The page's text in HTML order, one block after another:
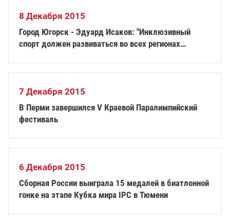
8 Декабря 2015
Город Югорск - Эдуард Исаков: "Инклюзивный
спорт должен развиваться во всех регионах
7 Декабря 2015
В Перми завершился V Краевой Паралимпийский
фестиваль
6 Декабря 2015
Сборная России выиграла 15 медалей в биатлонной
гонке на этапе Кубка мира IPC в Тюмени